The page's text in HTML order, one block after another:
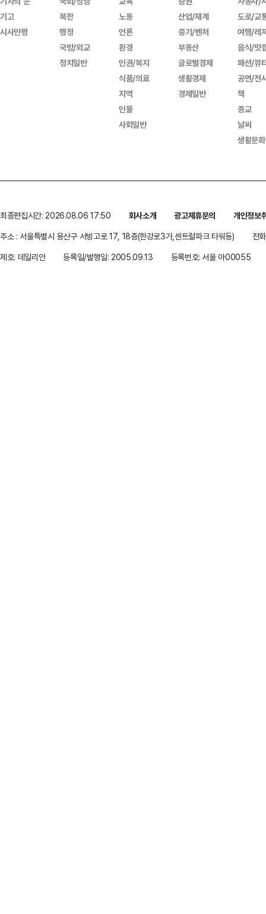
기고
시사만평
북한
행정
국방/외교
정치일반
노동
언론
환경
인권/복지
식품/의료
지역
인물
사회일반
산업/재계
중기/벤처
부동산
글로벌경제
생활경제
경제일반
도로/교
여행/레
음식/맛
패션/뷰
공연/전
책
종교
날씨
생활문
최종편집시간: 2026.08.06 17:50 회사소개 광고제휴문의
개인정보
주소 : 서울특별시 용산구 서빙고로 17, 18층(한강로3가,센트럴파크 타워동)
전
제호: 데일리안
등록일/발행일: 2005.09.13 등록번호: 서울 아00055